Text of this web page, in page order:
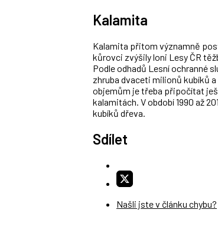
Kalamita
Kalamita přitom významně
kůrovci zvýšily loni Lesy ČR
Podle odhadů Lesní ochranné
zhruba dvaceti milionů kubíků
objemům je třeba připočítat
kalamitách. V období 1990 až
kubíků dřeva.
Sdílet
Našli jste v článku chybu?